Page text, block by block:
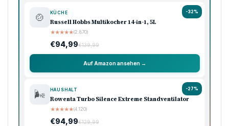
-32%
🍲 KÜCHE
Russell Hobbs Multikocher 14-in-1, 5L
★★★★★(2.870)
€94,99€139,99
Auf Amazon ansehen →
-27%
🌬️ HAUSHALT
Rowenta Turbo Silence Extreme Standventilator
★★★★★(4.120)
€94,99€129,99